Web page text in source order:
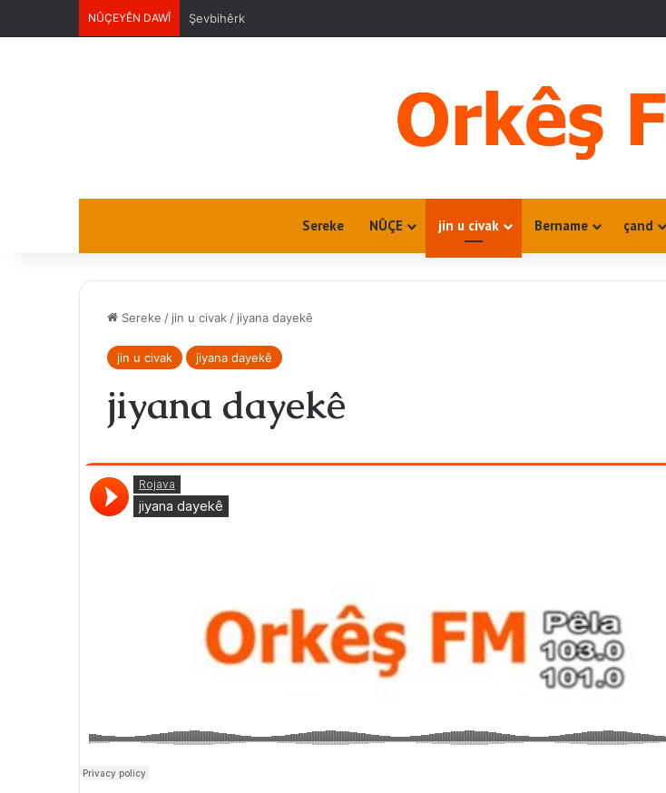
NÛÇEYÊN DAWÎ Şevbihêrk
Sereke NÛÇE jin u civak Bername çand
Sereke / jin u civak / jiyana dayekê
jin u civak jiyana dayekê
jiyana dayekê